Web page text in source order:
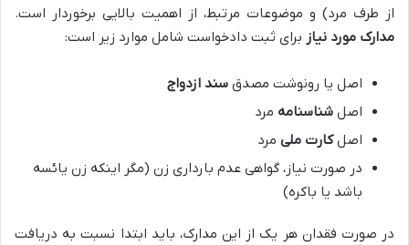
از طرف مرد) و موضوعات مرتبط، از اهمیت بالایی برخوردار است.
مدارک مورد نیاز برای ثبت دادخواست شامل موارد زیر است:
اصل یا رونوشت مصدق سند ازدواج
اصل شناسنامه مرد
اصلکارت ملی مرد
در صورت نیاز، گواهی عدم بارداری زن (مگر اینکه زن یائسه
باشد یا باکره)
در صورت فقدان هر یک از این مدارک، باید ابتدا نسبت به دریافت